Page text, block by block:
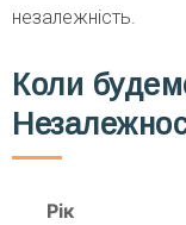
незалежність.
Коли
Рік